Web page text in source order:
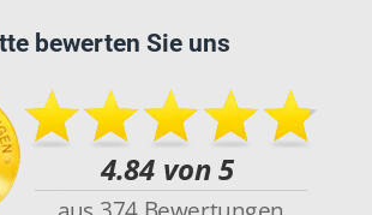
bewerten Sie uns